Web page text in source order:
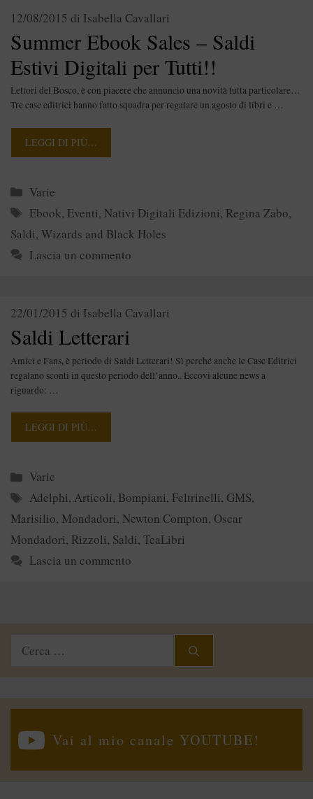
Summer Ebook Sales – Saldi
Estivi Digitali per Tutti!!
12/08/2015 di Isabella Cavallari
Lettori del Bosco, è con piacere che annuncio una novità tutta particolare…
Tre case editrici hanno fatto squadra per regalare un agosto di libri e …
LEGGI DI PIÙ…
Categorie
Varie
Tag
Ebook, Eventi, Nativi Digitali Edizioni, Regina Zabo,
Saldi, Wizards and Black Holes
Lascia un commento
Saldi Letterari
22/01/2015 di Isabella Cavallari
Amici e Fans, è periodo di Saldi Letterari! Sì perché anche le Case Editrici
regalano sconti in questo periodo dell’anno.. Eccovi alcune news a
riguardo: …
LEGGI DI PIÙ…
Categorie
Varie
Tag
Adelphi, Articoli, Bompiani, Feltrinelli, GMS,
Marisilio, Mondadori, Newton Compton, Oscar
Mondadori, Rizzoli, Saldi, TeaLibri
Lascia un commento
Ricerca
Vai al mio canale YOUTUBE!